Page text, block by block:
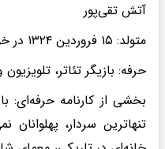
آتش تقی‌پور
متولد: ۱۵ فروردین ۱۳۲۴ در خوی
حرفه: بازیگر تئاتر،
بخشی از کارنامه حرفه‌ای:
تنهاترین سردار،